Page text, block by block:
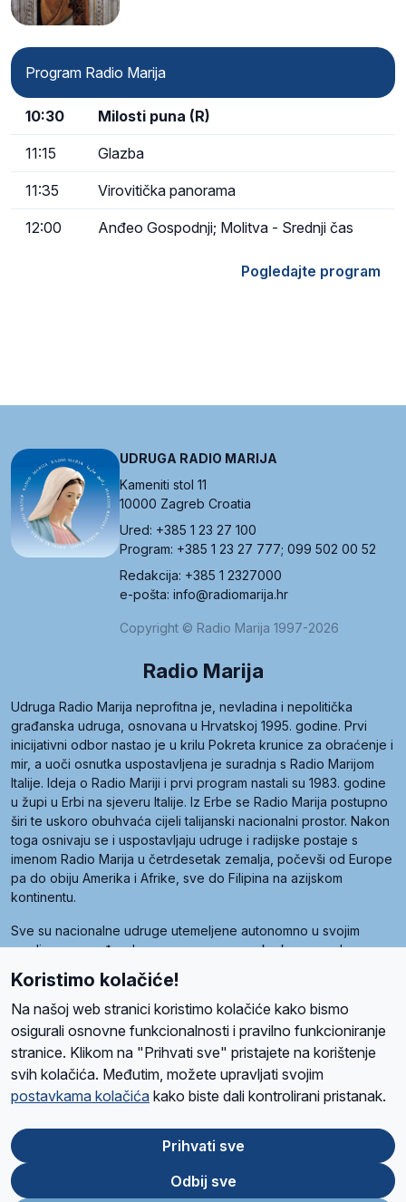
Program Radio Marija
10:30 Milosti puna (R)
11:15 Glazba
11:35 Virovitička panorama
12:00 Anđeo Gospodnji; Molitva - Srednji čas
Pogledajte program
UDRUGA RADIO MARIJA
Kameniti stol 11
10000 Zagreb Croatia
Ured: +385 1 23 27 100
Program: +385 1 23 27 777; 099 502 00 52
Redakcija: +385 1 2327000
e-pošta: info@radiomarija.hr
Copyright © Radio Marija 1997-2026
Radio Marija
Udruga Radio Marija neprofitna je, nevladina i nepolitička
građanska udruga, osnovana u Hrvatskoj 1995. godine. Prvi
inicijativni odbor nastao je u krilu Pokreta krunice za obraćenje i
mir, a uoči osnutka uspostavljena je suradnja s Radio Marijom
Italije. Ideja o Radio Mariji i prvi program nastali su 1983. godine
u župi u Erbi na sjeveru Italije. Iz Erbe se Radio Marija postupno
širi te uskoro obuhvaća cijeli talijanski nacionalni prostor. Nakon
toga osnivaju se i uspostavljaju udruge i radijske postaje s
imenom Radio Marija u četrdesetak zemalja, počevši od Europe
pa do obiju Amerika i Afrike, sve do Filipina na azijskom
kontinentu.
Sve su nacionalne udruge utemeljene autonomno u svojim
zemljama, a međusobna su povezane preko krovne udruge
pod nazivom Svjetska obitelj Radio Marije (World Family of
Radio Maria). Svjetsku obitelj utemeljilo je sedam članica, među
kojima je i hrvatska Udruga Radio Marija.
O namaRadio ProgramVolonteriPrijateljiKontaktPravila privatnosti
Ova stranica je zaštićena Google reCAPTCHA sustavom
Store
Google
Play
Koristimo kolačiće!
Na našoj web stranici koristimo kolačiće kako bismo
osigurali osnovne funkcionalnosti i pravilno funkcioniranje
stranice. Klikom na "Prihvati sve" pristajete na korištenje
svih kolačića. Međutim, možete upravljati svojim
postavkama kolačića kako biste dali kontrolirani pristanak.
Prihvati sve
Odbij sve